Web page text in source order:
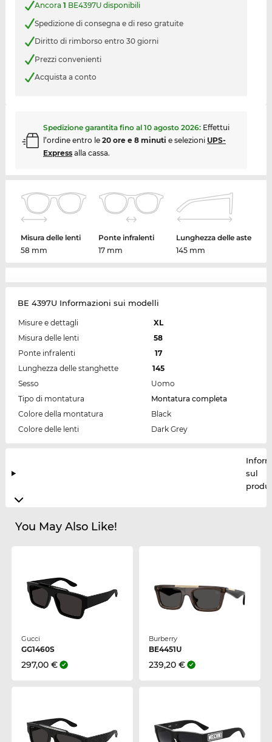
Ancora 1 BE4397U disponibili
Spedizione di consegna e di reso gratuite
Diritto di rimborso entro 30 giorni
Prezzi convenienti
Acquista a conto
Spedizione garantita fino al 10 agosto 2026: Effettui
l’ordine entro le 20 ore e 8 minuti e selezioni UPS-
Expressalla cassa.
Misura delle lenti
58 mm
Ponte infralenti
17 mm
Lunghezza delle aste
145 mm
BE 4397U Informazioni sui modelli
Misure e dettagli
XL
Misura delle lenti
58
Ponte infralenti
17
Lunghezza delle stanghette
145
Sesso
Uomo
Tipo di montatura
Montatura completa
Colore della montatura
Black
Colore delle lenti
Dark Grey
sul
You May Also Like!
Gucci
GG1460S
297,00 €
Burberry
BE4451U
239,20 €